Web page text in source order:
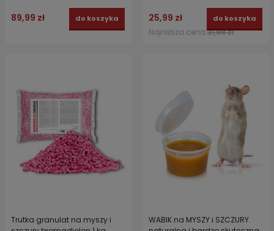
89,99 zł do koszyka 25,99 zł
Najniższa cena:31,99 zł
do koszyka
Trutka granulat na myszy i
WABIK na MYSZY i SZCZURY